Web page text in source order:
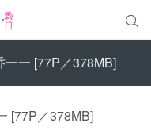

一一 [77P／378MB]
[77P／378MB]